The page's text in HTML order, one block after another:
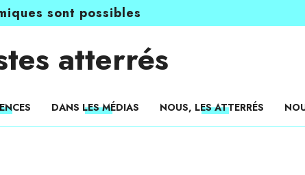
sont possibles
atterrés
DANS LES MÉDIAS NOUS, LES ATTERRÉS